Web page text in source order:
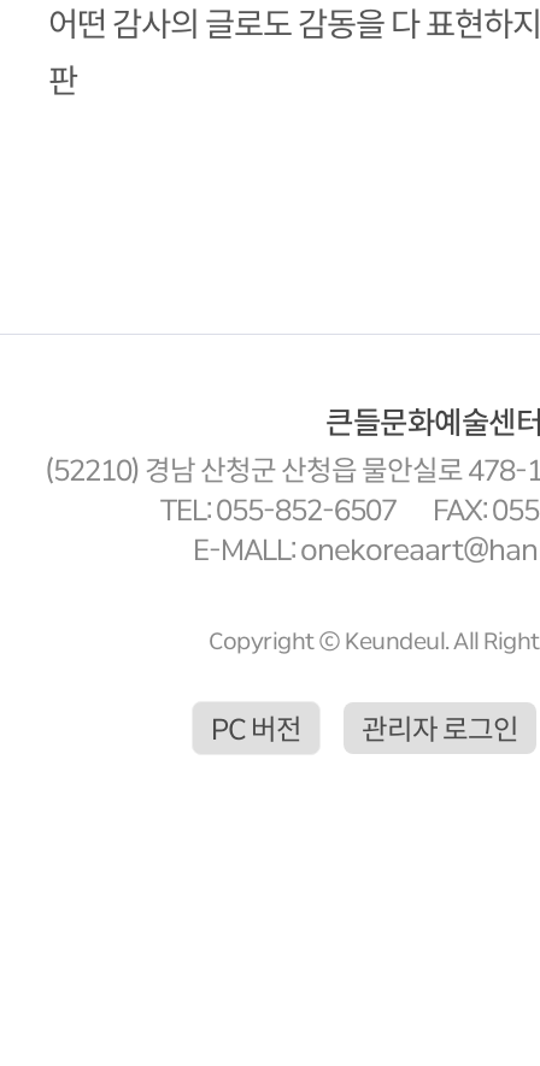
어떤 감사의 글로도 감동을 다 표현하
판
큰들문화예술센
(52210) 경남 산청군 산청읍 물안실로 478-
TEL: 055-852-6507
FAX:
E-MALL:
Copyright ⓒ Keundeul. All
PC 버전 관리자 로그인